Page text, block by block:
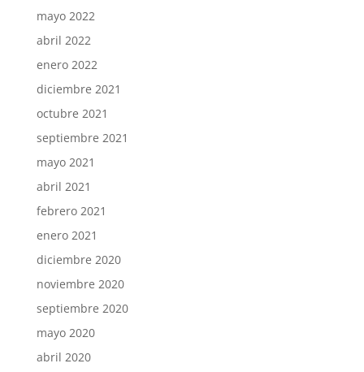
mayo 2022
abril 2022
enero 2022
diciembre 2021
octubre 2021
septiembre 2021
mayo 2021
abril 2021
febrero 2021
enero 2021
diciembre 2020
noviembre 2020
septiembre 2020
mayo 2020
abril 2020